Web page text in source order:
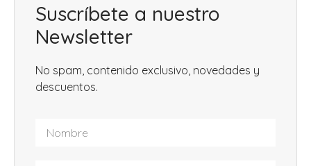
Suscríbete a nuestro
Newsletter
No spam, contenido exclusivo, novedades y
descuentos.